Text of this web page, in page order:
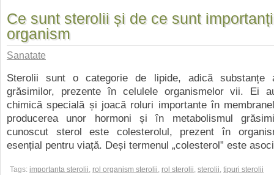
Ce sunt sterolii și de ce sunt
organism
Sanatate
Sterolii sunt o categorie de lipide, adică substanțe
grăsimilor, prezente în celulele organismelor vii. Ei
chimică specială și joacă roluri importante în
producerea unor hormoni și în metabolismul
cunoscut sterol este colesterolul, prezent în
esențial pentru viață. Deși termenul „colesterol” este
Tags: importanta sterolii, rol organism sterolii, rol sterolii, sterolii, tipuri sterolii